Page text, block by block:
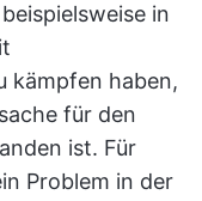
in
kämpfen haben,
für den
ist. Für
Problem in der